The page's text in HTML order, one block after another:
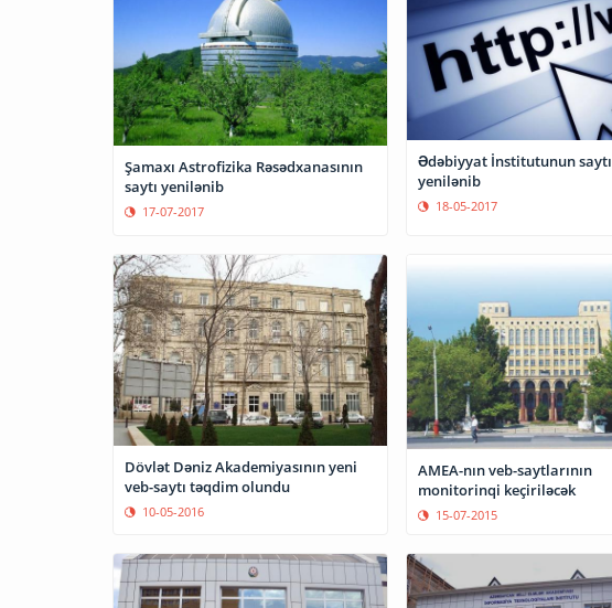
Şamaxı Astrofizika Rəsədxanasının
saytı yenilənib
17-07-2017
Ədəbiyyat İnstitutunun saytı
yenilənib
18-05-2017
Dövlət Dəniz Akademiyasının yeni
veb-saytı təqdim olundu
10-05-2016
AMEA-nın veb-saytlarının
monitorinqi keçiriləcək
15-07-2015